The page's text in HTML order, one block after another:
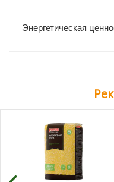
Энергетическая